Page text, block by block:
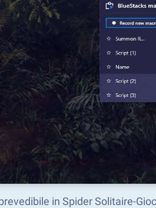
in Spider Solitaire-